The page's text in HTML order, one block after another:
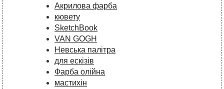
Акрилова фарба
кювету
SketchBook
VAN GOGH
Невська палітра
для ескізів
Фарба олійна
мастихін